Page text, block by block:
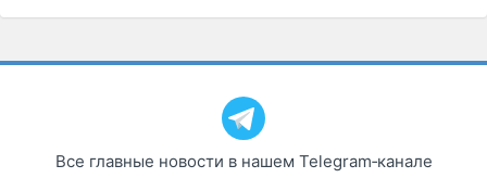
Все главные новости в нашем Telegram‑канале